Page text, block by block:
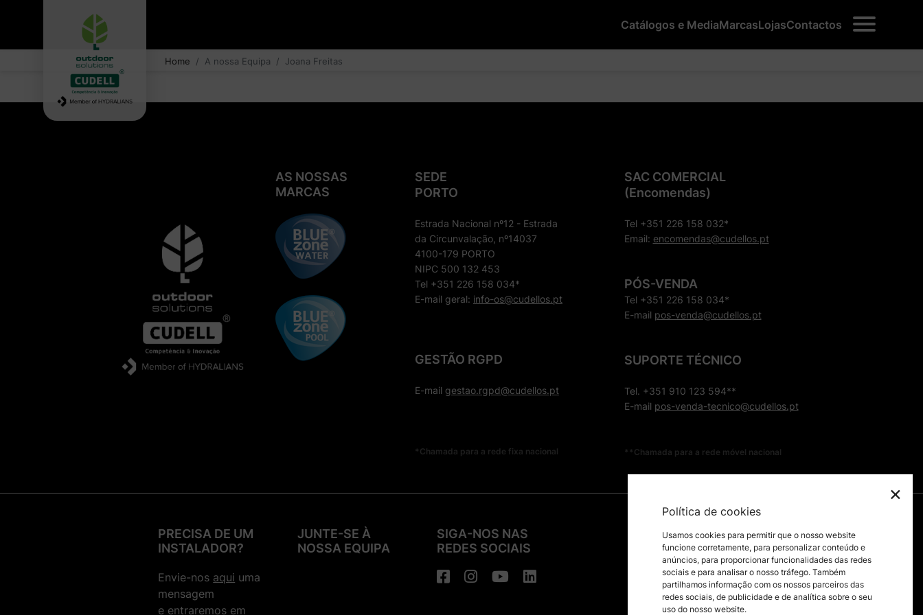
Catálogos e MediaMarcasLojasContactos
Home A nossa Equipa Joana Freitas
AS NOSSAS
MARCAS
SEDE
PORTO
Estrada Nacional nº12 - Estrada
da Circunvalação, nº14037
4100-179 PORTO
NIPC 500 132 453
Tel +351 226 158 034*
E-mail geral: info-os@cudellos.pt
GESTÃO RGPD
E-mail gestao.rgpd@cudellos.pt
*Chamada para a rede fixa nacional
SAC COMERCIAL
(Encomendas)
Tel +351 226 158 032*
Email: encomendas@cudellos.pt
PÓS-VENDA
Tel +351 226 158 034*
E-mail pos-venda@cudellos.pt
SUPORTE TÉCNICO
Tel. +351 910 123 594**
E-mail pos-venda-tecnico@cudellos.pt
**Chamada para a rede móvel nacional
PRECISA DE UM
INSTALADOR?
Envie-nos aqui uma
mensagem
e entraremos em
JUNTE-SE À
NOSSA EQUIPA
SIGA-NOS NAS
REDES SOCIAIS
×
Política de cookies
Usamos cookies para permitir que o nosso website
funcione corretamente, para personalizar conteúdo e
anúncios, para proporcionar funcionalidades das redes
sociais e para analisar o nosso tráfego. Também
partilhamos informação com os nossos parceiros das
redes sociais, de publicidade e de analítica sobre o seu
uso do nosso website.